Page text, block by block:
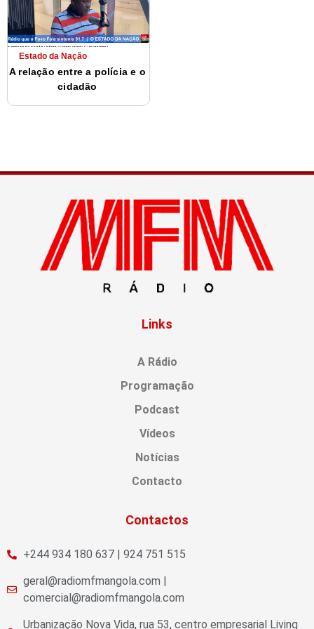
Estado da Nação
A relação entre a polícia e o
cidadão
Links
A Rádio
Programação
Podcast
Vídeos
Notícias
Contacto
Contactos
+244 934 180 637 | 924 751 515
geral@radiomfmangola.com |
comercial@radiomfmangola.com
Urbanização Nova Vida, rua 53, centro empresarial Living